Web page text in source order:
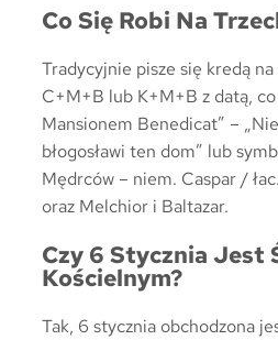
Co Się Robi Na
Tradycyjnie pisze się kredą
C+M+B lub K+M+B z datą,
Mansionem Benedicat” –
błogosławi ten dom” lub
Mędrców – niem. Caspar /
oraz Melchior i Baltazar.
Czy 6 Stycznia Jest
Kościelnym?
Tak, 6 stycznia obchodzona